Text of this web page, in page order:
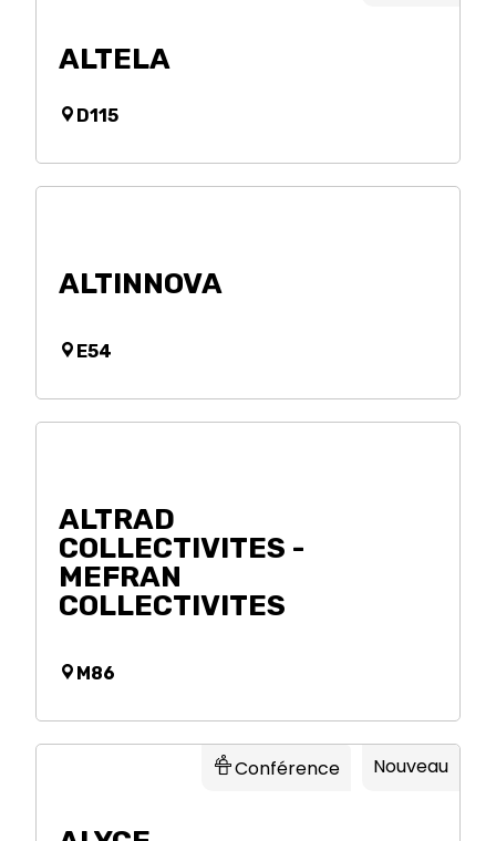
ALTELA
D115
ALTINNOVA
E54
ALTRAD
COLLECTIVITES -
MEFRAN
COLLECTIVITES
M86
Conférence Nouveau